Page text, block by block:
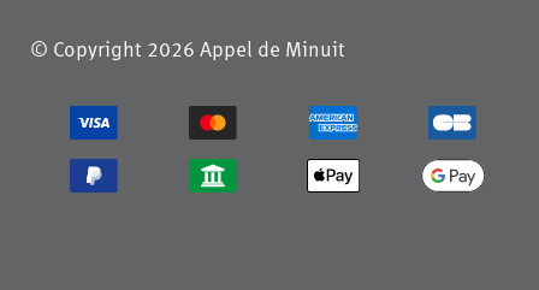
© Copyright 2026 Appel de Minuit